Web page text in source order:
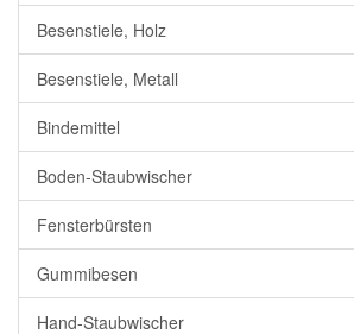
Besenstiele, Holz
Besenstiele, Metall
Bindemittel
Boden-Staubwischer
Fensterbürsten
Gummibesen
Hand-Staubwischer